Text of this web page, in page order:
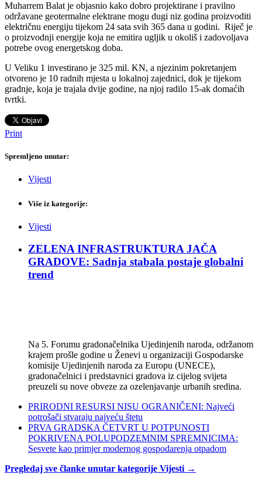
Muharrem Balat je objasnio kako dobro projektirane i pravilno
održavane geotermalne elektrane mogu dugi niz godina proizvoditi
električnu energiju tijekom 24 sata svih 365 dana u godini. Riječ je
o proizvodnji energije koja ne emitira ugljik u okoliš i zadovoljava
potrebe ovog energetskog doba.
U Veliku 1 investirano je 325 mil. KN, a njezinim pokretanjem
otvoreno je 10 radnih mjesta u lokalnoj zajednici, dok je tijekom
gradnje, koja je trajala dvije godine, na njoj radilo 15-ak domaćih
tvrtki.
Print
Spremljeno unutar:
Vijesti
Više iz kategorije:
Vijesti
ZELENA INFRASTRUKTURA JAČA
GRADOVE: Sadnja stabala postaje globalni
trend
Na 5. Forumu gradonačelnika Ujedinjenih naroda, održanom
krajem prošle godine u Ženevi u organizaciji Gospodarske
komisije Ujedinjenih naroda za Europu (UNECE),
gradonačelnici i predstavnici gradova iz cijelog svijeta
preuzeli su nove obveze za ozelenjavanje urbanih sredina.
PRIRODNI RESURSI NISU OGRANIČENI: Najveći
potrošači stvaraju najveću štetu
PRVA GRADSKA ČETVRT U POTPUNOSTI
POKRIVENA POLUPODZEMNIM SPREMNICIMA:
Sesvete kao primjer modernog gospodarenja otpadom
Pregledaj sve članke unutar kategorije Vijesti →